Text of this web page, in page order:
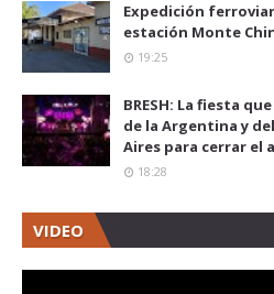
Expedición
estación Monte
19:25
BRESH: La fiesta
de la Argentina y
Aires para cerrar el
18:28
VIDEO